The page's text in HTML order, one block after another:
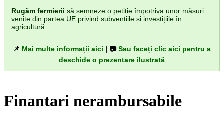
Rugăm fermierii să semneze o petiție împotriva unor măsuri
venite din partea UE privind subvențiile și investițiile în
agricultură.
📌 Mai multe informații aici | 📷Sau faceți clic aici pentru a
deschide o prezentare ilustrată
Finantari nerambursabile